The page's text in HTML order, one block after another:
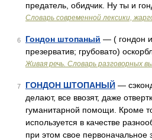
предатель, обидчик. Ну ты и
Cловарь современной лексики,
6 Гондон штопаный — ( гондон
презерватив; грубовато)
Живая речь. Словарь разговорных
7 ГОНДОН ШТОПАНЫЙ —
делают, все ввозят, даже
гуманитарной помощи. Кроме
используется в качестве
при этом свое первоначальное